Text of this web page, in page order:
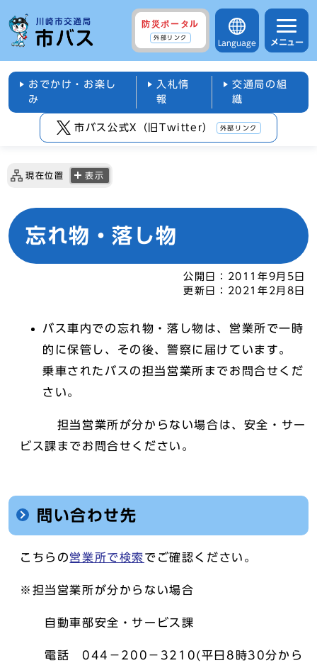
防災ポータル
外部リンク
Language メニュー
おでかけ・お楽し
み
入札情
報
交通局の組
織
市バス公式X（旧Twitter） 外部リンク
現在位置 表示
忘れ物・落し物
公開日：
2011年9月5日
更新日：
2021年2月8日
バス車内での忘れ物・落し物は、営業所で一時
的に保管し、その後、警察に届けています。
乗車されたバスの担当営業所までお問合せくだ
さい。
担当営業所が分からない場合は、安全・サー
ビス課までお問合せください。
問い合わせ先
こちらの営業所で検索でご確認ください。
※担当営業所が分からない場合
自動車部安全・サービス課
電話 044－200－3210(平日8時30分から